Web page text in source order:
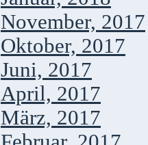
November, 2017
Oktober, 2017
Juni, 2017
April, 2017
März, 2017